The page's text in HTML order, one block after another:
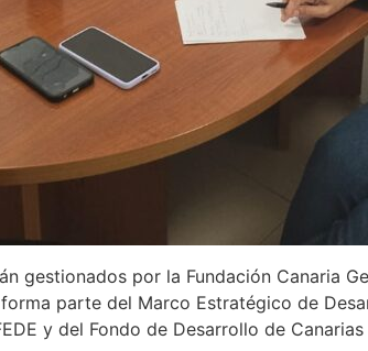
gestionados por la Fundación Canaria
parte del Marco Estratégico de
y del Fondo de Desarrollo de Canarias